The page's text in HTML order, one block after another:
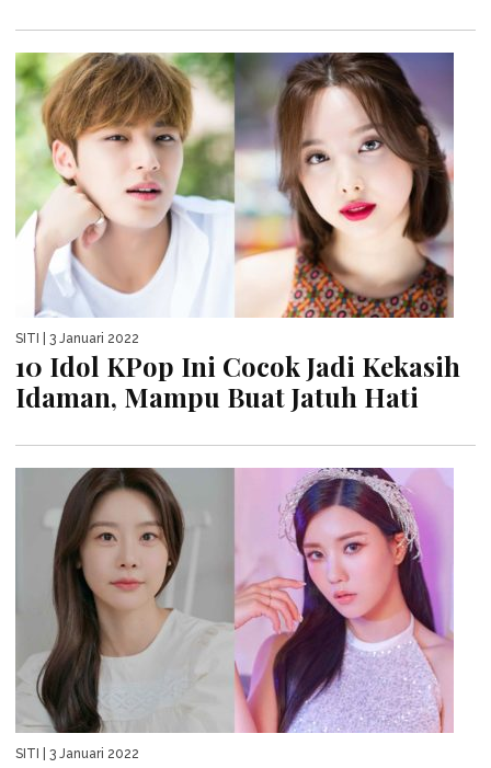
SITI | 3 Januari 2022
10 Idol KPop Ini Cocok Jadi Kekasih
Idaman, Mampu Buat Jatuh Hati
SITI | 3 Januari 2022